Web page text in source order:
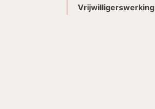
Vrijwilligerswerking